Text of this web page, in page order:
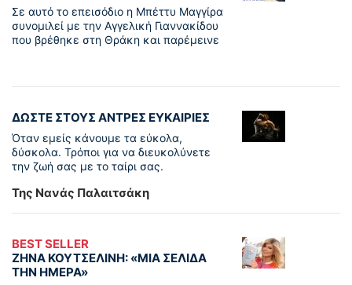
Σε αυτό το επεισόδιο η Μπέττυ Μαγγίρα
συνομιλεί με την Αγγελική Γιαννακίδου
που βρέθηκε στη Θράκη και παρέμεινε
ΔΩΣΤΕ ΣΤΟΥΣ ΑΝΤΡΕΣ ΕΥΚΑΙΡΙΕΣ
Όταν εμείς κάνουμε τα εύκολα,
δύσκολα. Τρόποι για να διευκολύνετε
την ζωή σας με το ταίρι σας.
Της Νανάς Παλαιτσάκη
BEST SELLER
ΖΗΝΑ ΚΟΥΤΣΕΛΙΝΗ: «ΜΙΑ ΣΕΛΙΔΑ
ΤΗΝ ΗΜΕΡΑ»